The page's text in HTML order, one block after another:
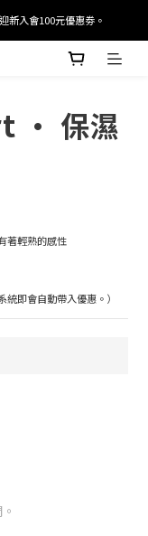
元購物金2張。
新入會100元優惠劵。
元購物金2張。
· 保濕
著輕熟的感性
即會自動帶入優惠。）